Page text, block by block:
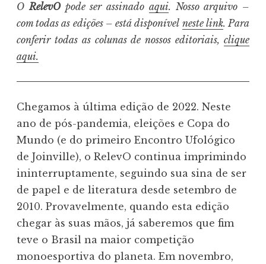
ORelevOpode ser assinado aqui. Nosso arquivo –
com todas as edições – está disponível neste link. Para
conferir todas as colunas de nossos editoriais, clique
aqui.
Chegamos à última edição de 2022. Neste
ano de pós-pandemia, eleições e Copa do
Mundo (e do primeiro Encontro Ufológico
de Joinville), o RelevO continua imprimindo
ininterruptamente, seguindo sua sina de ser
de papel e de literatura desde setembro de
2010. Provavelmente, quando esta edição
chegar às suas mãos, já saberemos que fim
teve o Brasil na maior competição
monoesportiva do planeta. Em novembro,